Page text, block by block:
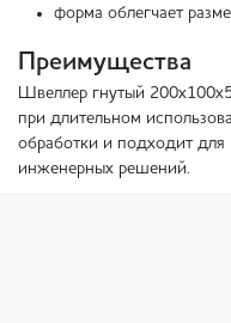
форма облегчает
Преимущества
Швеллер гнутый
при длительном
обработки и подходит для
инженерных решений.